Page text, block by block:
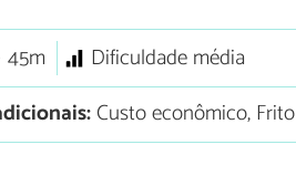
45m
Dificuldade média
Custo econômico, Frito